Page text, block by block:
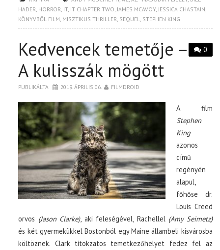
HADER HORROR IT, IT CHAPTER TWO JAMES MCAVOY, JESSICA CHASTAIN
KÖNYVBŐL FILM MISZTIKUS THRILLER SEQUEL STEPHEN KING
0
Kedvencek temetője –
A kulisszák mögött
PUBLIKÁLTA 2019. ÁPRILIS 06. FILMDROID
A film
Stephen
King
azonos
című
regényén
alapul,
főhőse dr.
Louis Creed
orvos (Jason Clarke), aki feleségével, Rachellel (Amy Seimetz)
és két gyermekükkel Bostonból egy Maine állambeli kisvárosba
költöznek. Clark titokzatos temetkezőhelyet fedez fel az